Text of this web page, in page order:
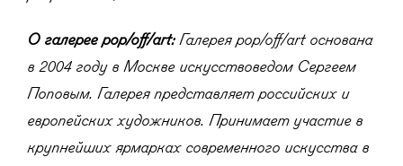
О галерее pop/off/art: Галерея pop/off/art основана
в 2004 году в Москве искусствоведом Сергеем
Поповым. Галерея представляет российских и
европейских художников. Принимает участие в
крупнейших ярмарках современного искусства в